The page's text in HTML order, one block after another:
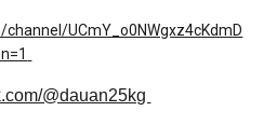
UCmY_o0NWgxz4cKdmD
@dauan25kg